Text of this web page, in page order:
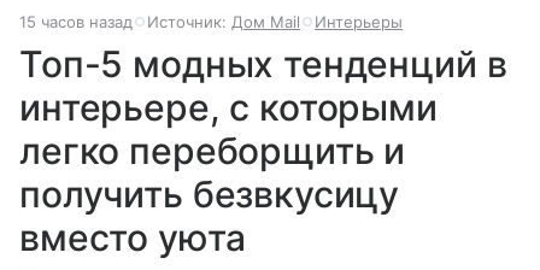
15 часов назад Источник: Дом Mail Интерьеры
Топ-5 модных тенденций в
интерьере, с которыми
легко переборщить и
получить безвкусицу
вместо уюта